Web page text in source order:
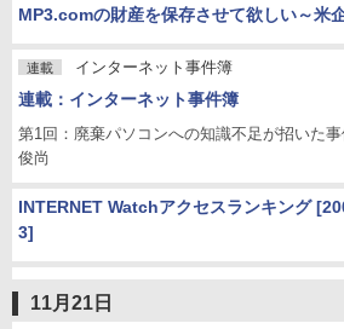
MP3.comの財産を保存させて欲しい～米
連載 インターネット事件簿
連載：インターネット事件簿
第1回：廃棄パソコンへの知識不足が招いた
俊尚
INTERNET Watchアクセスランキング
3]
11月21日